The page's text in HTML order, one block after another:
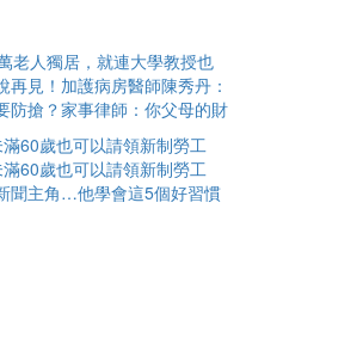
老人獨居，就連大學教授也
再見！加護病房醫師陳秀丹：
防搶？家事律師：你父母的財
60歲也可以請領新制勞工
60歲也可以請領新制勞工
聞主角…他學會這5個好習慣